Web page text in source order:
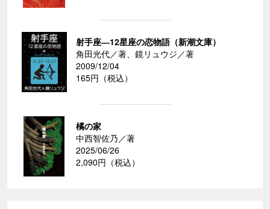
射手座―12星座の恋物語（新潮文庫）
角田光代／著、鏡リュウジ／著
2009/12/04
165円（税込）
橘の家
中西智佐乃／著
2025/06/26
2,090円（税込）